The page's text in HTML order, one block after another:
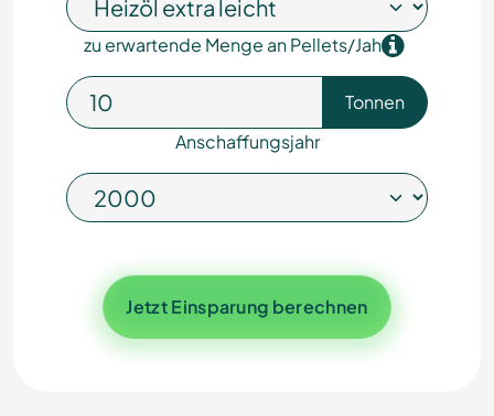
zu erwartende Menge an Pellets/Jahr
Tonnen
Anschaffungsjahr
Jetzt Einsparung berechnen